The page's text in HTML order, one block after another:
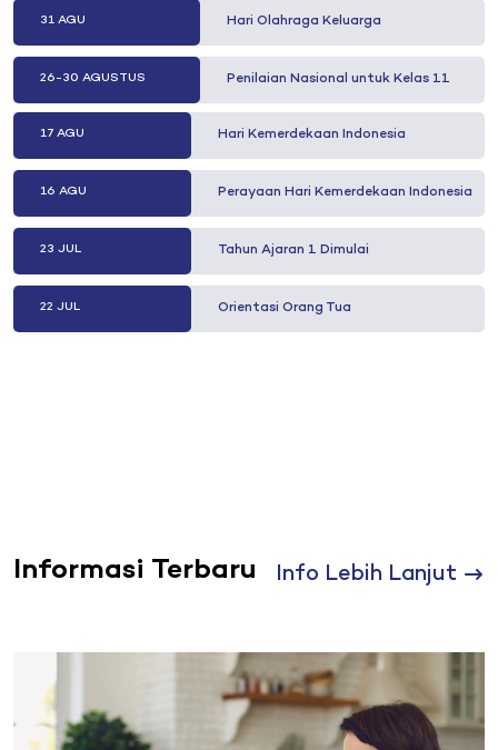
31 AGU Hari Olahraga Keluarga
26-30 AGUSTUS Penilaian Nasional untuk Kelas 11
17 AGU Hari Kemerdekaan Indonesia
16 AGU Perayaan Hari Kemerdekaan Indonesia
23 JUL Tahun Ajaran 1 Dimulai
22 JUL Orientasi Orang Tua
Informasi Terbaru Info Lebih Lanjut